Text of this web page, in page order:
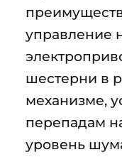
управление
шестерни в
механизме,
перепадам
уровень